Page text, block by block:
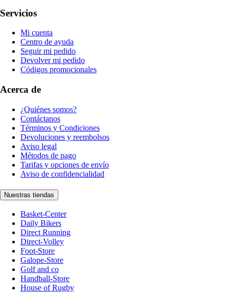
Servicios
Mi cuenta
Centro de ayuda
Seguir mi pedido
Devolver mi pedido
Códigos promocionales
Acerca de
¿Quiénes somos?
Contáctanos
Términos y Condiciones
Devoluciones y reembolsos
Aviso legal
Métodos de pago
Tarifas y opciones de envío
Aviso de confidencialidad
Nuestras tiendas
Basket-Center
Daily Bikers
Direct Running
Direct-Volley
Foot-Store
Galope-Store
Golf and co
Handball-Store
House of Rugby